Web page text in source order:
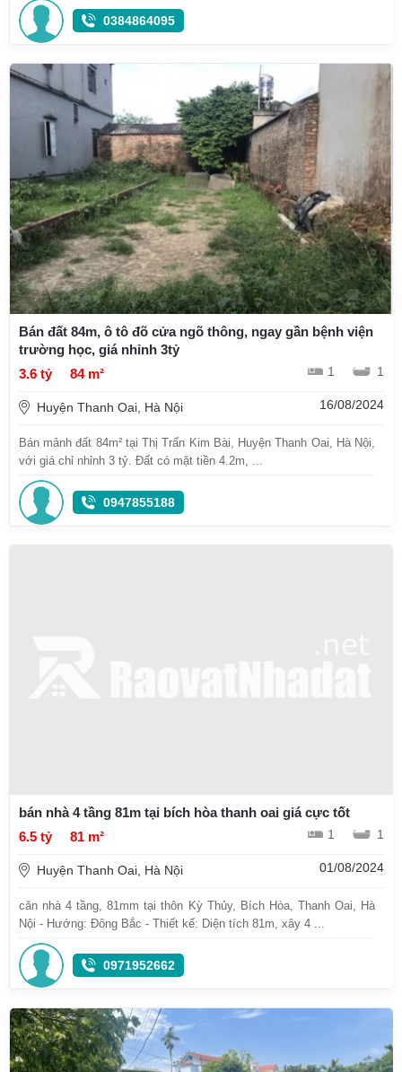
0384864095
Bán đất 84m, ô tô đõ cửa ngõ thông, ngay gần bệnh viện
trường học, giá nhỉnh 3tỷ
3.6 tỷ
84 m² 1 1
Huyện Thanh Oai, Hà Nội 16/08/2024
Bán mảnh đất 84m² tại Thị Trấn Kim Bài, Huyện Thanh Oai, Hà Nội,
với giá chỉ nhỉnh 3 tỷ. Đất có mặt tiền 4.2m, ...
0947855188
bán nhà 4 tầng 81m tại bích hòa thanh oai giá cực tốt
6.5 tỷ
81 m² 1 1
Huyện Thanh Oai, Hà Nội 01/08/2024
căn nhà 4 tầng, 81mm tại thôn Kỳ Thủy, Bích Hòa, Thanh Oai, Hà
Nội - Hướng: Đông Bắc - Thiết kế: Diện tích 81m, xây 4 ...
0971952662